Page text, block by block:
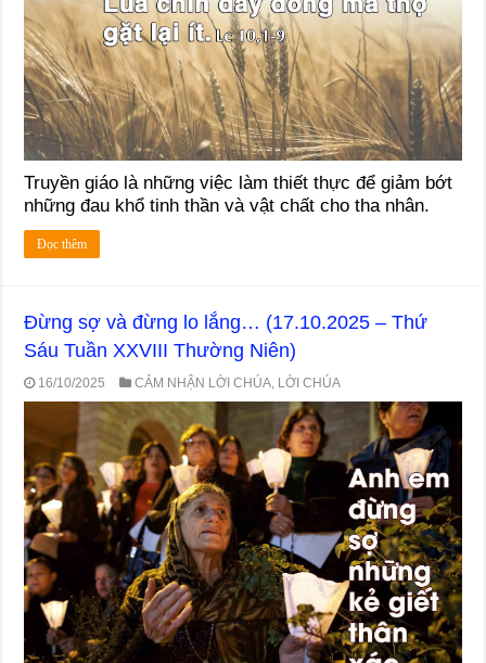
Truyền giáo là những việc làm thiết thực để giảm bớt
những đau khổ tinh thần và vật chất cho tha nhân.
Đọc thêm
Đừng sợ và đừng lo lắng… (17.10.2025 – Thứ
Sáu Tuần XXVIII Thường Niên)
16/10/2025 CẢM NHẬN LỜI CHÚA LỜI CHÚA